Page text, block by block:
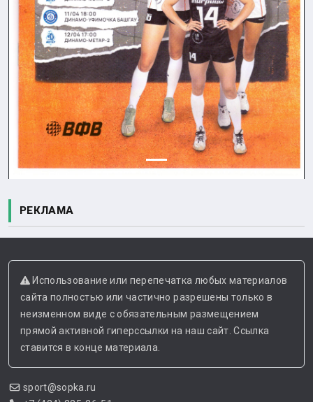
РЕКЛАМА
Использование или перепечатка любых материалов
сайта полностью или частично разрешены только в
неизменном виде с обязательным размещением
прямой активной гиперссылки на наш сайт. Ссылка
ставится в конце материала.
sport@sopka.ru